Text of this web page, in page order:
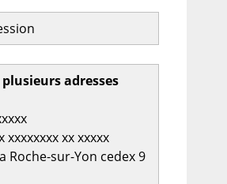
adresses
xxxxxxxx xx xxxxx
Roche-sur-Yon cedex 9